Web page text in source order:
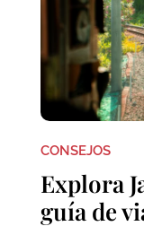
CONSEJOS
Explora
guía de